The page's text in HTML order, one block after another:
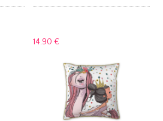
14.90 €